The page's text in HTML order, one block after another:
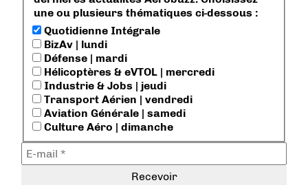
une ou plusieurs thématiques ci-dessous :
Quotidienne Intégrale
BizAv | lundi
Défense | mardi
Hélicoptères & eVTOL | mercredi
Industrie & Jobs | jeudi
Transport Aérien | vendredi
Aviation Générale | samedi
Culture Aéro | dimanche